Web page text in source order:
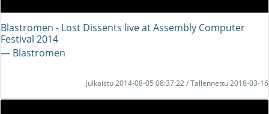
Blastromen - Lost Dissents live at Assembly Computer
Festival 2014
― Blastromen
Julkaistu 2014-08-05 08:37:22 / Tallennettu 2018-03-16